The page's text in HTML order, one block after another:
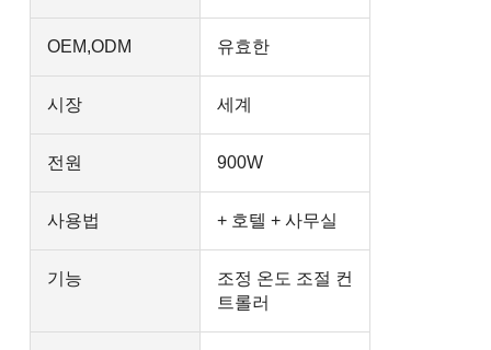
OEM,ODM 유효한
시장 세계
전원 900W
사용법 + 호텔 + 사무실
기능
조정 온도 조절 컨
트롤러